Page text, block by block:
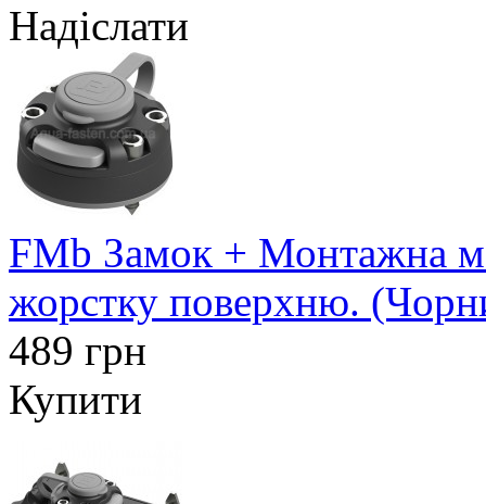
Надіслати
FMb Замок + Монтажна
жорстку поверхню.
489 грн
Купити